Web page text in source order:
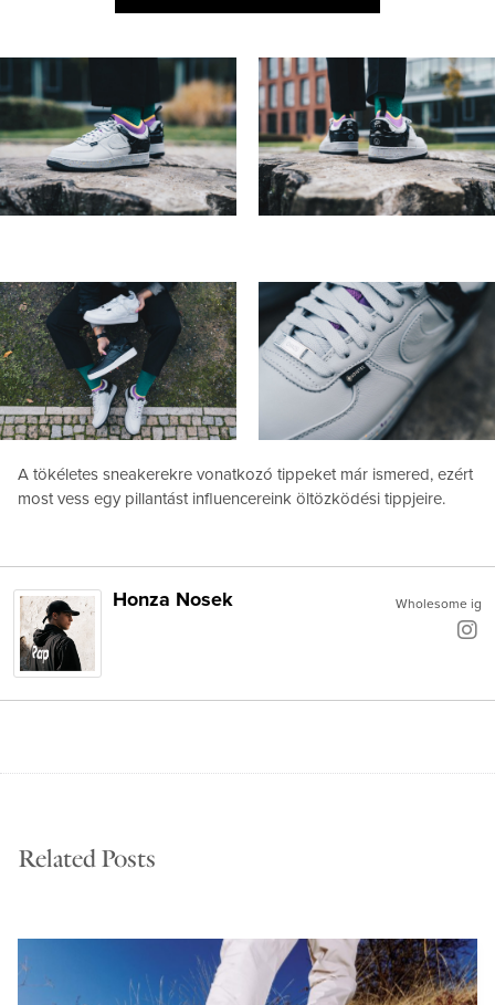
A tökéletes sneakerekre vonatkozó tippeket már ismered, ezért
most vess egy pillantást influencereink öltözködési tippjeire.
Wholesome ig
Honza Nosek
Related Posts